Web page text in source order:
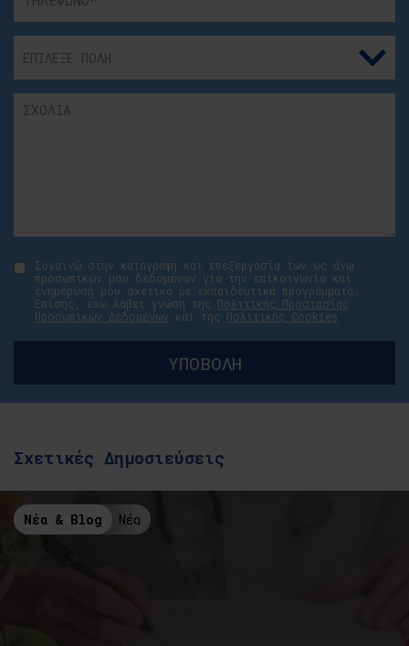
Συναινώ στην καταγραφή και επεξεργασία των ως άνω
προσωπικών μου δεδομένων για την επικοινωνία και
ενημέρωσή μου σχετικά με εκπαιδευτικά προγράμματα.
Επίσης, έχω λάβει γνώση της Πολιτικής Προστασίας
Προσωπικών Δεδομένων και της Πολιτικής Cookies
Σχετικές Δημοσιεύσεις
Νέα & Blog Νέα